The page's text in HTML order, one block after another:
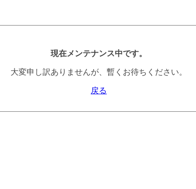
現在メンテナンス中です。
大変申し訳ありませんが、暫くお待ちください。
戻る